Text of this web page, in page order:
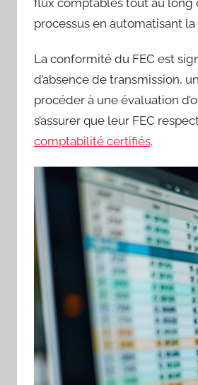
processus en automatisant
La conformité du FEC est
d’absence de transmission,
procéder à une évaluation
s’assurer que leur FEC
comptabilité certifiés.